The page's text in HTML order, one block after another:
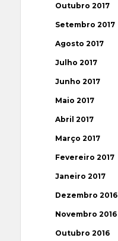
Outubro 2017
Setembro 2017
Agosto 2017
Julho 2017
Junho 2017
Maio 2017
Abril 2017
Março 2017
Fevereiro 2017
Janeiro 2017
Dezembro 2016
Novembro 2016
Outubro 2016